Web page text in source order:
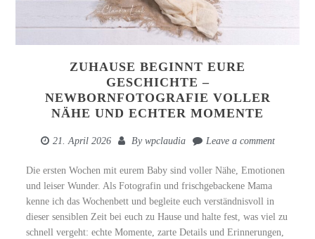
ZUHAUSE BEGINNT EURE
GESCHICHTE –
NEWBORNFOTOGRAFIE VOLLER
NÄHE UND ECHTER MOMENTE
21. April 2026 By wpclaudia Leave a comment
Die ersten Wochen mit eurem Baby sind voller Nähe, Emotionen
und leiser Wunder. Als Fotografin und frischgebackene Mama
kenne ich das Wochenbett und begleite euch verständnisvoll in
dieser sensiblen Zeit bei euch zu Hause und halte fest, was viel zu
schnell vergeht: echte Momente, zarte Details und Erinnerungen,